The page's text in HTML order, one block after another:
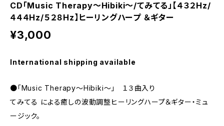
CD「Music Therapy〜Hibiki〜/てみてる」【４３２Hz/
４４４Hz/５２８Hz】ヒーリングハープ ＆ギター
¥3,000
International shipping available
●「Music Therapy〜Hibiki〜」 １３曲入り
てみてる による癒しの波動調整ヒーリングハープ＆ギター・ミュ
ージック。